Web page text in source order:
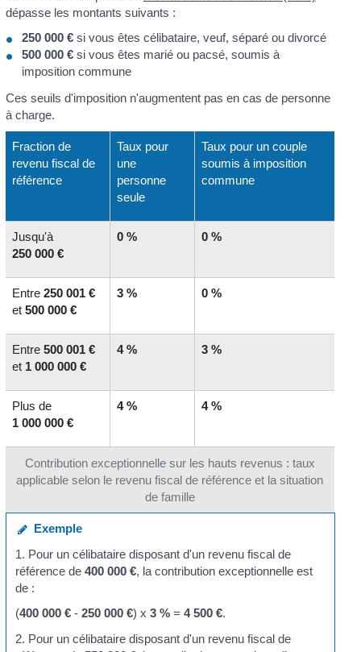
dépasse les montants suivants :
250 000 €si vous êtes célibataire, veuf, séparé ou divorcé
500 000 €si vous êtes marié ou pacsé, soumis à
imposition commune
Ces seuils d'imposition n'augmentent pas en cas de personne
à charge.
Contribution exceptionnelle sur les hauts revenus : taux
applicable selon le revenu fiscal de référence et la situation
de famille
Fraction de
revenu fiscal de
référence
Taux pour
une
personne
seule
Taux pour un couple
soumis à imposition
commune
Jusqu'à
250 000 €
0 % 0 %
Entre 250 001 €
et 500 000 €
3 % 0 %
Entre 500 001 €
et 1 000 000 €
4 % 3 %
Plus de
1 000 000 €
4 % 4 %
Exemple
1. Pour un célibataire disposant d'un revenu fiscal de
référence de400 000 €, la contribution exceptionnelle est
de :
(400 000 € -250 000 €) x3 % =4 500 €.
2. Pour un célibataire disposant d'un revenu fiscal de